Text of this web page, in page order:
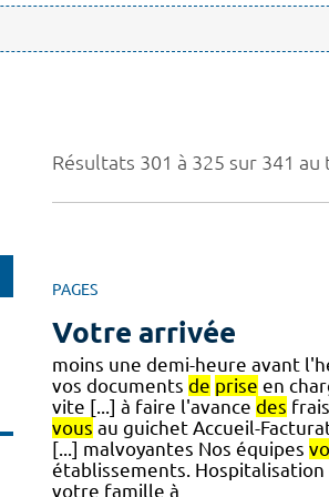
Résultats 301 à 325 sur 341 au
PAGES
Votre arrivée
moins une demi-heure avant
vos documents de prise en
vite [...] à faire l'avance des
vous au guichet Accueil-
[...] malvoyantes Nos équipes
établissements. Hospitalisation
votre famille à